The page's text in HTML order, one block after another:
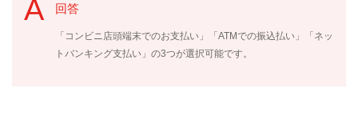
回答
「コンビニ店頭端末でのお支払い」「ATMでの振込払い」「ネッ
トバンキング支払い」の3つが選択可能です。